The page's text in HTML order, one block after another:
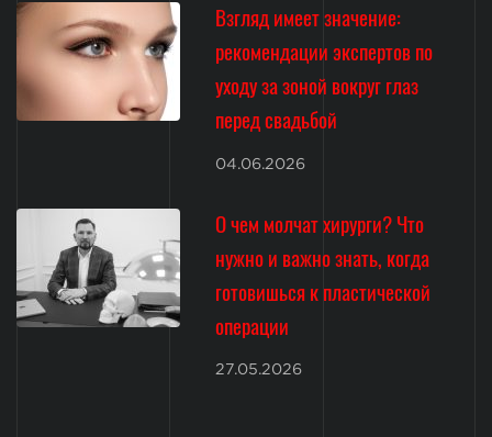
Взгляд имеет значение:
рекомендации экспертов по
уходу за зоной вокруг глаз
перед свадьбой
04.06.2026
О чем молчат хирурги? Что
нужно и важно знать, когда
готовишься к пластической
операции
27.05.2026